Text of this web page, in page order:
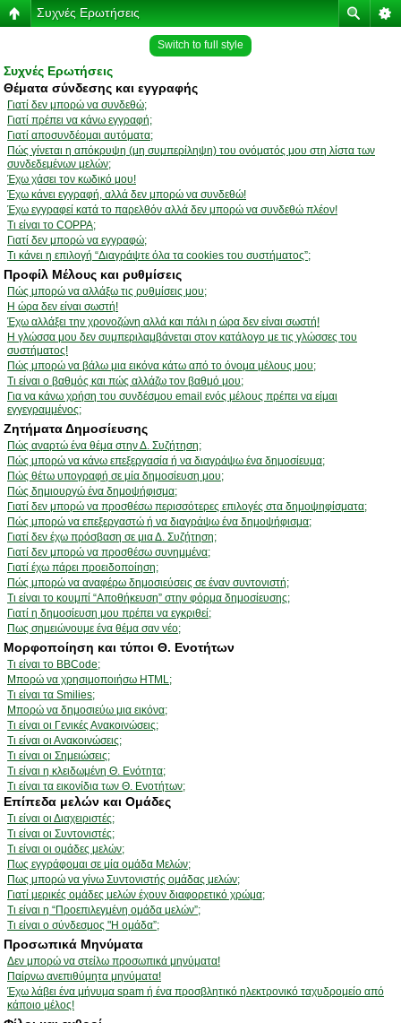
Συχνές Ερωτήσεις
Switch to full style
Συχνές Ερωτήσεις
Θέματα σύνδεσης και εγγραφής
Γιατί δεν μπορώ να συνδεθώ;
Γιατί πρέπει να κάνω εγγραφή;
Γιατί αποσυνδέομαι αυτόματα;
Πώς γίνεται η απόκρυψη (μη συμπερίληψη) του ονόματός μου στη λίστα των
συνδεδεμένων μελών;
Έχω χάσει τον κωδικό μου!
Έχω κάνει εγγραφή, αλλά δεν μπορώ να συνδεθώ!
Έχω εγγραφεί κατά το παρελθόν αλλά δεν μπορώ να συνδεθώ πλέον!
Τι είναι το COPPA;
Γιατί δεν μπορώ να εγγραφώ;
Τι κάνει η επιλογή “Διαγράψτε όλα τα cookies του συστήματος”;
Προφίλ Μέλους και ρυθμίσεις
Πώς μπορώ να αλλάξω τις ρυθμίσεις μου;
Η ώρα δεν είναι σωστή!
Έχω αλλάξει την χρονοζώνη αλλά και πάλι η ώρα δεν είναι σωστή!
Η γλώσσα μου δεν συμπεριλαμβάνεται στον κατάλογο με τις γλώσσες του
συστήματος!
Πώς μπορώ να βάλω μια εικόνα κάτω από το όνομα μέλους μου;
Τι είναι ο βαθμός και πώς αλλάζω τον βαθμό μου;
Για να κάνω χρήση του συνδέσμου email ενός μέλους πρέπει να είμαι
εγγεγραμμένος;
Ζητήματα Δημοσίευσης
Πώς αναρτώ ένα θέμα στην Δ. Συζήτηση;
Πώς μπορώ να κάνω επεξεργασία ή να διαγράψω ένα δημοσίευμα;
Πώς θέτω υπογραφή σε μία δημοσίευση μου;
Πώς δημιουργώ ένα δημοψήφισμα;
Γιατί δεν μπορώ να προσθέσω περισσότερες επιλογές στα δημοψηφίσματα;
Πώς μπορώ να επεξεργαστώ ή να διαγράψω ένα δημοψήφισμα;
Γιατί δεν έχω πρόσβαση σε μια Δ. Συζήτηση;
Γιατί δεν μπορώ να προσθέσω συνημμένα;
Γιατί έχω πάρει προειδοποίηση;
Πώς μπορώ να αναφέρω δημοσιεύσεις σε έναν συντονιστή;
Τι είναι το κουμπί “Αποθήκευση” στην φόρμα δημοσίευσης;
Γιατί η δημοσίευση μου πρέπει να εγκριθεί;
Πως σημειώνουμε ένα θέμα σαν νέο;
Μορφοποίηση και τύποι Θ. Ενοτήτων
Τι είναι το BBCode;
Μπορώ να χρησιμοποιήσω HTML;
Τι είναι τα Smilies;
Μπορώ να δημοσιεύω μια εικόνα;
Τι είναι οι Γενικές Ανακοινώσεις;
Τι είναι οι Ανακοινώσεις;
Τι είναι οι Σημειώσεις;
Τι είναι η κλειδωμένη Θ. Ενότητα;
Τι είναι τα εικονίδια των Θ. Ενοτήτων;
Επίπεδα μελών και Ομάδες
Τι είναι οι Διαχειριστές;
Τι είναι οι Συντονιστές;
Τι είναι οι ομάδες μελών;
Πως εγγράφομαι σε μία ομάδα Μελών;
Πως μπορώ να γίνω Συντονιστής ομάδας μελών;
Γιατί μερικές ομάδες μελών έχουν διαφορετικό χρώμα;
Τι είναι η “Προεπιλεγμένη ομάδα μελών”;
Τι είναι ο σύνδεσμος "Η ομάδα”;
Προσωπικά Μηνύματα
Δεν μπορώ να στείλω προσωπικά μηνύματα!
Παίρνω ανεπιθύμητα μηνύματα!
Έχω λάβει ένα μήνυμα spam ή ένα προσβλητικό ηλεκτρονικό ταχυδρομείο από
κάποιο μέλος!